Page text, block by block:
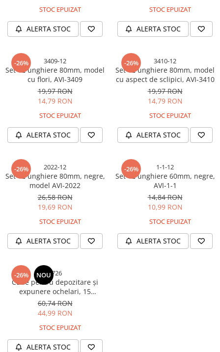
STOC EPUIZAT
ALERTA STOC
STOC EPUIZAT
ALERTA STOC
-26% 3409-12
Set 12 unghiere 80mm, model
cu flori, AVI-3409
19,97 RON
14,79 RON
STOC EPUIZAT
ALERTA STOC
-26% 3410-12
Set 12 unghiere 80mm, model
cu aspect de sclipici, AVI-3410
19,97 RON
14,79 RON
STOC EPUIZAT
ALERTA STOC
-26% 2022-12
Set 12 unghiere 80mm, negre,
model AVI-2022
26,58 RON
19,69 RON
STOC EPUIZAT
ALERTA STOC
-26% 1-1-12
Set 12 unghiere 60mm, negre,
AVI-1-1
14,84 RON
10,99 RON
STOC EPUIZAT
ALERTA STOC
-26% NOU3726
Cutie pentru depozitare și
expunere ochelari, 15
compartimente material
satinat, 47.5x25.5x4 cm,
negru, AVI-3726
60,74 RON
44,99 RON
STOC EPUIZAT
ALERTA STOC